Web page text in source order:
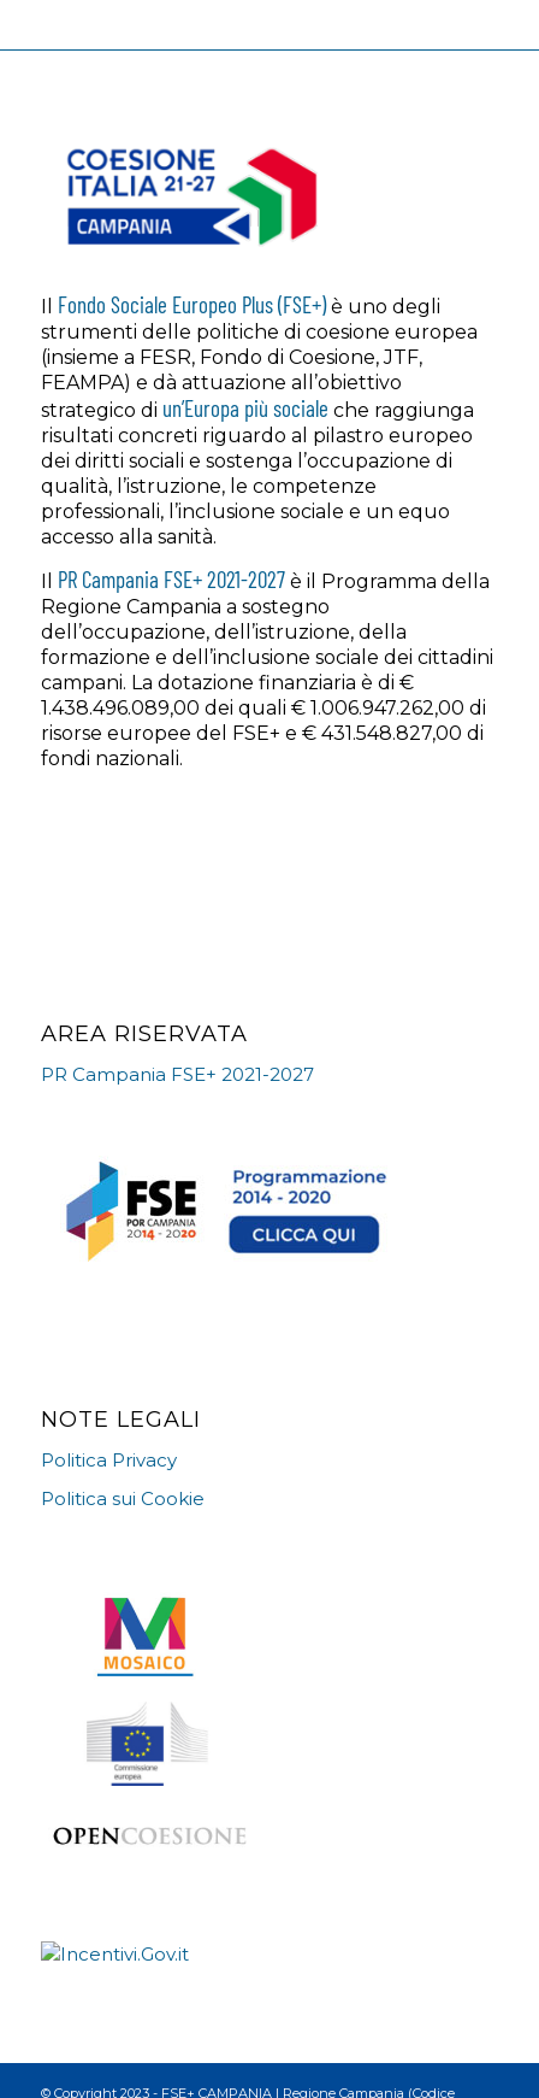
Fondo Sociale Europeo Plus (FSE+)è uno degli
strumenti delle politiche di coesione europea
(insieme a FESR, Fondo di Coesione, JTF,
FEAMPA) e dà attuazione all’obiettivo
strategico di un’Europa più sociale che raggiunga
risultati concreti riguardo al pilastro europeo
dei diritti sociali e sostenga l’occupazione di
qualità, l’istruzione, le competenze
professionali, l’inclusione sociale e un equo
accesso alla sanità.
Il PR Campania FSE+ 2021-2027è il Programma della
Regione Campania a sostegno
dell’occupazione, dell’istruzione, della
formazione e dell’inclusione sociale dei cittadini
campani. La dotazione finanziaria è di €
1.438.496.089,00 dei quali € 1.006.947.262,00 di
risorse europee del FSE+ e € 431.548.827,00 di
fondi nazionali.
AREA RISERVATA
PR Campania FSE+ 2021-2027
NOTE LEGALI
Politica Privacy
Politica sui Cookie
© Copyright 2023 - FSE+ CAMPANIA | Regione Campania (Codice